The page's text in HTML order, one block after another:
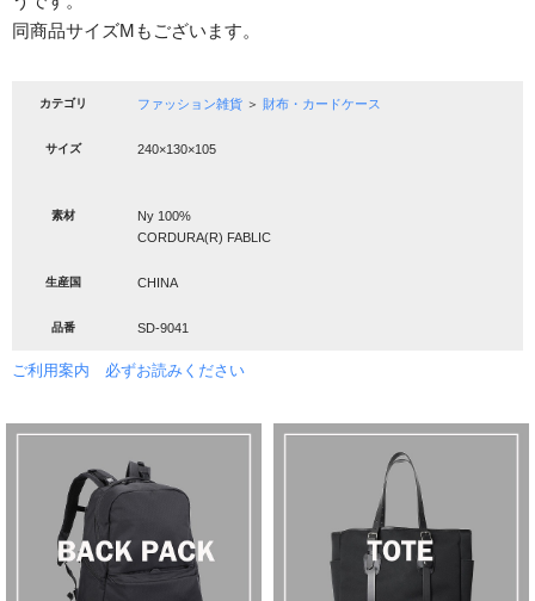
同商品サイズMもございます。
カテゴリ ファッション雑貨 ＞ 財布・カードケース
サイズ 240×130×105
素材
Ny 100%
CORDURA(R) FABLIC
生産国 CHINA
品番 SD-9041
ご利用案内 必ずお読みください